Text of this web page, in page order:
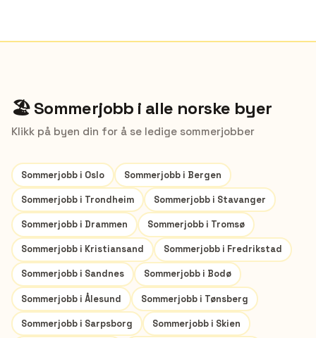
🏖️ Sommerjobb i alle norske byer
Klikk på byen din for å se ledige sommerjobber
Sommerjobb i Oslo Sommerjobb i Bergen
Sommerjobb i Trondheim Sommerjobb i Stavanger
Sommerjobb i Drammen Sommerjobb i Tromsø
Sommerjobb i Kristiansand Sommerjobb i Fredrikstad
Sommerjobb i Sandnes Sommerjobb i Bodø
Sommerjobb i Ålesund Sommerjobb i Tønsberg
Sommerjobb i Sarpsborg Sommerjobb i Skien